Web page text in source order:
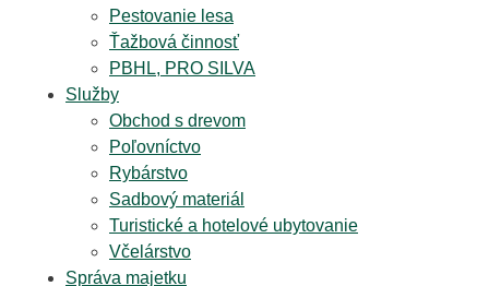
Pestovanie lesa
Ťažbová činnosť
PBHL, PRO SILVA
Služby
Obchod s drevom
Poľovníctvo
Rybárstvo
Sadbový materiál
Turistické a hotelové ubytovanie
Včelárstvo
Správa majetku